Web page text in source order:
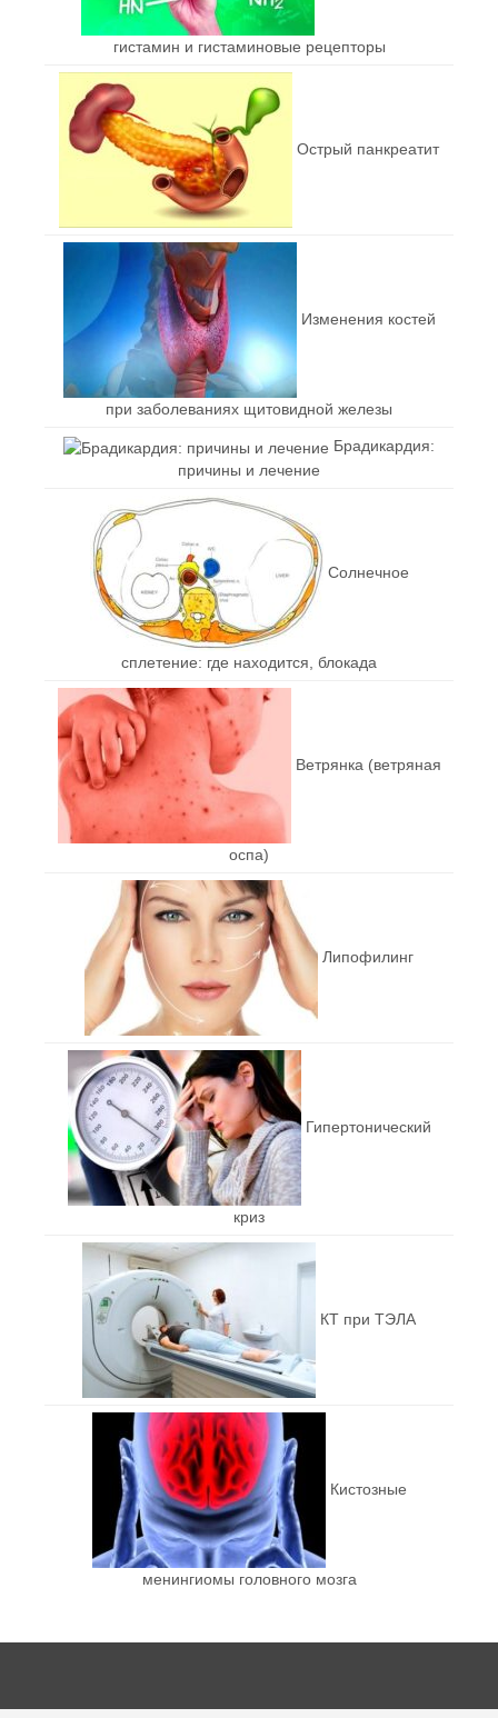
гистамин и гистаминовые рецепторы
Острый панкреатит
Изменения костей
при заболеваниях щитовидной железы
Брадикардия:
причины и лечение
Солнечное
сплетение: где находится, блокада
Ветрянка (ветряная
оспа)
Липофилинг
Гипертонический
криз
КТ при ТЭЛА
Кистозные
менингиомы головного мозга